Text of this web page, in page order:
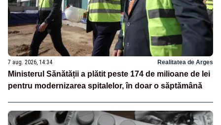
7 aug. 2026, 14:34 Realitatea de Arges
Ministerul Sănătății a plătit peste 174 de milioane de lei
pentru modernizarea spitalelor, în doar o săptămână